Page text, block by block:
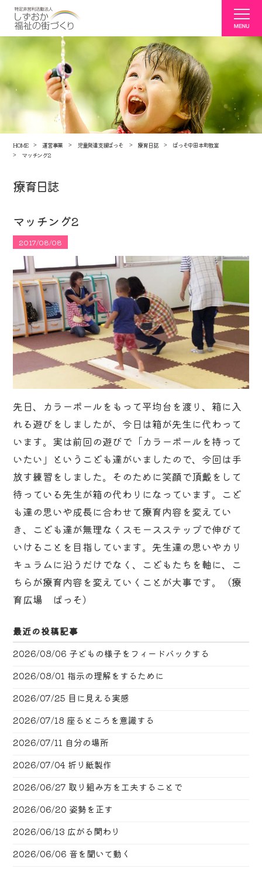
HOME 運営事業 児童発達支援ぱっそ 療育日誌
ぱっそ中田本町教室
マッチング2
療育日誌
マッチング2
2017/08/08
先日、カラーボールをもって平均台を渡り、箱に入
れる遊びをしましたが、今日は箱が先生に代わって
います。実は前回の遊びで「カラーボールを持って
いたい」というこども達がいましたので、今回は手
放す練習をしました。そのために笑顔で頂戴をして
待っている先生が箱の代わりになっています。こど
も達の思いや成長に合わせて療育内容を変えてい
き、こども達が無理なくスモースステップで伸びて
いけることを目指しています。先生達の思いやカリ
キュラムに沿うだけでなく、こどもたちを軸に、こ
ちらが療育内容を変えていくことが大事です。（療
育広場 ぱっそ）
最近の投稿記事
2026/08/06 子どもの様子をフィードバックする
2026/08/01 指示の理解をするために
2026/07/25 目に見える実感
2026/07/18 座るところを意識する
2026/07/11 自分の場所
2026/07/04 折り紙製作
2026/06/27 取り組み方を工夫することで
2026/06/20 姿勢を正す
2026/06/13 広がる関わり
2026/06/06 音を聞いて動く